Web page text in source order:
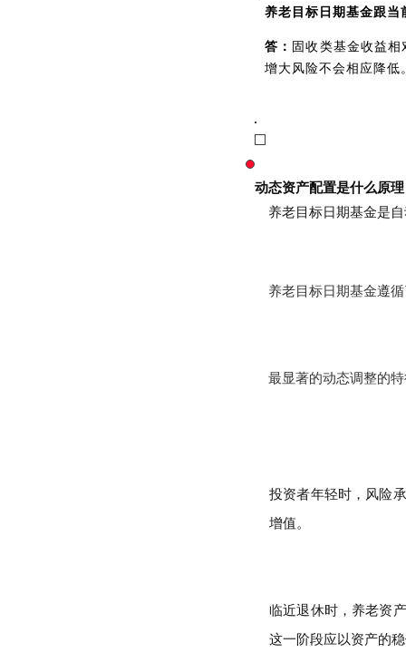
养老目标日期基金跟
答： 固收类基金收益
增大风险不会相应降低
动态资产配置是什么原
养老目标日期基金是
养老目标日期基金遵
最显著的动态调整的
投资者年轻时，风险
增值。
临近退休时，养老资
这一阶段应以资产的